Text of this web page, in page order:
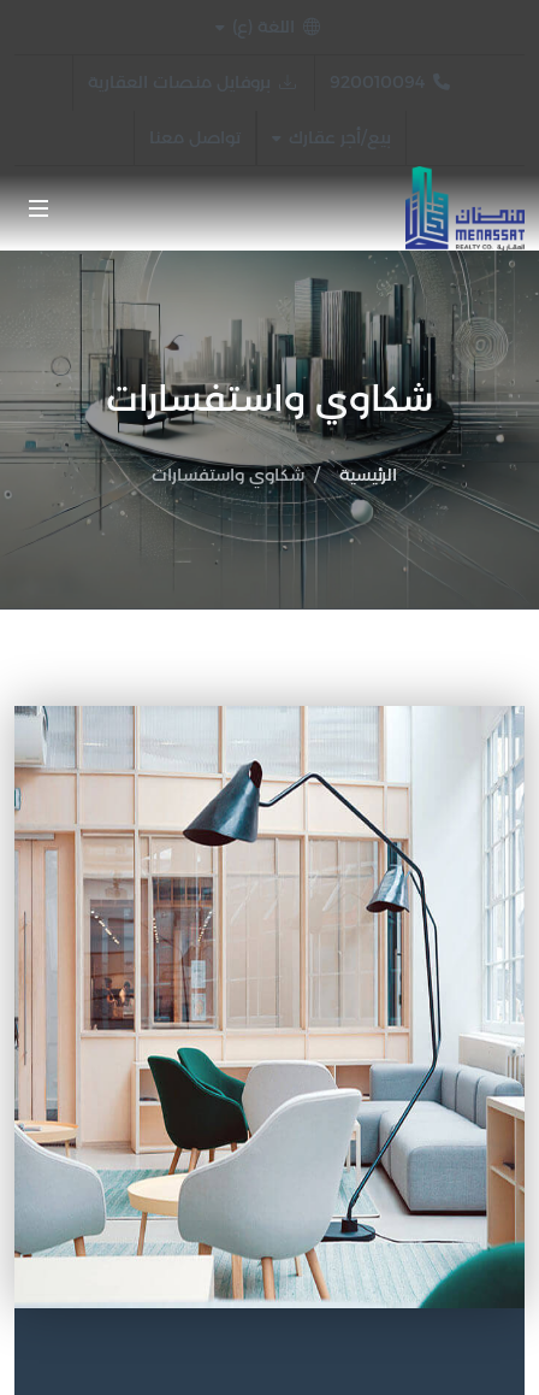
اللغة (ع)
بروفايل منصات العقارية
تواصل معنا
شكاوي واستفسارات
الرئيسية شكاوي واستفسارات